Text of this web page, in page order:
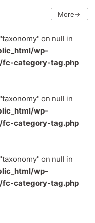
More→
on null in
wp-
category-tag.php
on null in
wp-
category-tag.php
on null in
wp-
category-tag.php